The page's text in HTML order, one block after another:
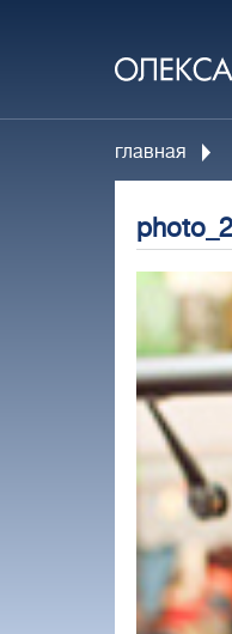
главная